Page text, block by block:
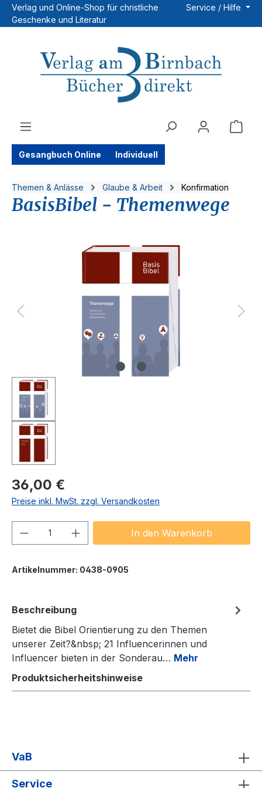
Zum Hauptinhalt springen
Verlag und Online-Shop für christliche
Geschenke und Literatur
Service / Hilfe
Gesangbuch Online Individuell
Themen & Anlässe Glaube & Arbeit Konfirmation
BasisBibel - Themenwege
Bildergalerie überspringen
Regulärer Preis:
36,00 €
Preise inkl. MwSt. zzgl. Versandkosten
Produkt Anzahl: Gib denIn den Warenkorb
Artikelnummer: 0438-0905
Beschreibung
Bietet die Bibel Orientierung zu den Themen
unserer Zeit?&nbsp; 21 Influencerinnen und
Influencer bieten in der Sonderau… Mehr
Produktsicherheitshinweise
VaB
Service